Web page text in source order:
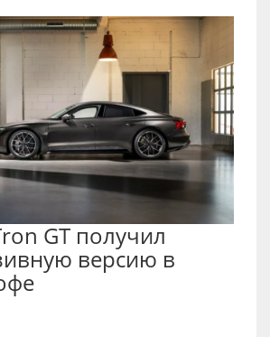
GT получил
версию в